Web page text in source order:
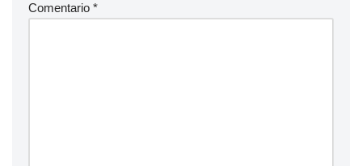
Comentario *